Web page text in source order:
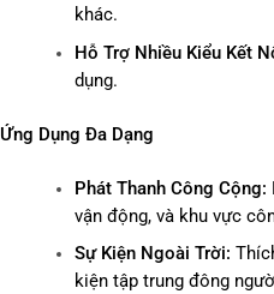
khác.
Hỗ Trợ Nhiều Kiểu Kết
dụng.
Ứng Dụng Đa Dạng
Phát Thanh Công Cộng:
vận động, và khu vực
Sự Kiện Ngoài Trời:
kiện tập trung đông